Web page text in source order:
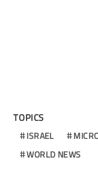
TOPICS
ISRAEL
WORLD NEWS